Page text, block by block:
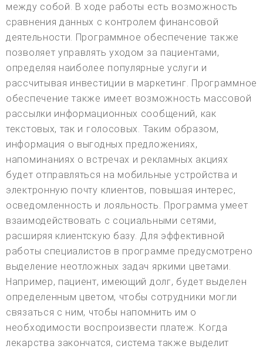
между собой. В ходе работы есть возможность
сравнения данных с контролем финансовой
деятельности. Программное обеспечение также
позволяет управлять уходом за пациентами,
определяя наиболее популярные услуги и
рассчитывая инвестиции в маркетинг. Программное
обеспечение также имеет возможность массовой
рассылки информационных сообщений, как
текстовых, так и голосовых. Таким образом,
информация о выгодных предложениях,
напоминаниях о встречах и рекламных акциях
будет отправляться на мобильные устройства и
электронную почту клиентов, повышая интерес,
осведомленность и лояльность. Программа умеет
взаимодействовать с социальными сетями,
расширяя клиентскую базу. Для эффективной
работы специалистов в программе предусмотрено
выделение неотложных задач яркими цветами.
Например, пациент, имеющий долг, будет выделен
определенным цветом, чтобы сотрудники могли
связаться с ним, чтобы напомнить им о
необходимости воспроизвести платеж. Когда
лекарства закончатся, система также выделит